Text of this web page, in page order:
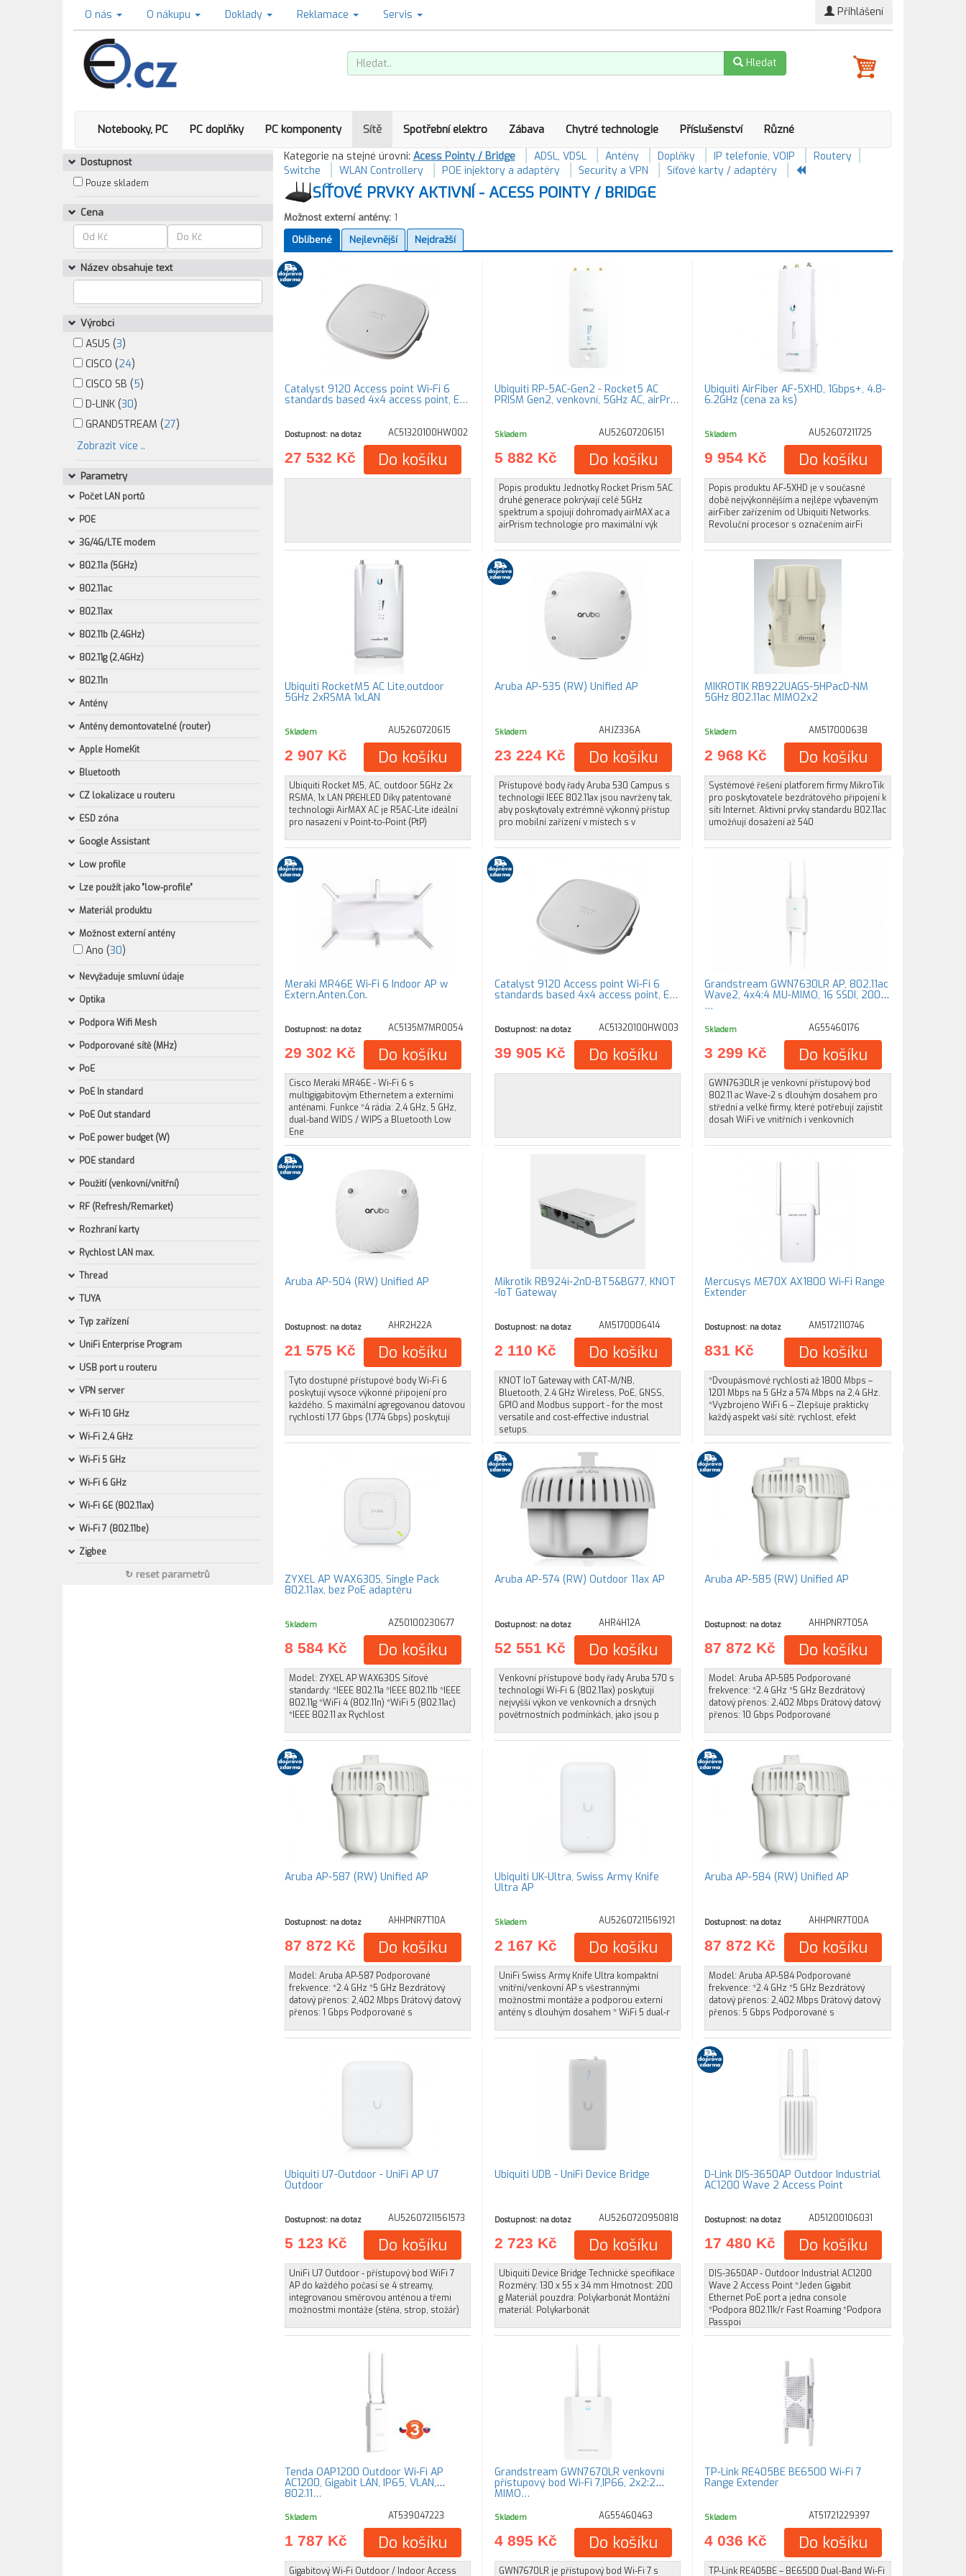
O nás O nákupu Doklady Reklamace Servis Přihlášení
Hledat
Notebooky, PC PC doplňky PC komponenty Sítě Spotřební elektro Zábava Chytré technologie Příslušenství Různé
Dostupnost
Pouze skladem
Cena
Název obsahuje text
Výrobci
ASUS (3)
CISCO (24)
CISCO SB (5)
D-LINK (30)
GRANDSTREAM (27)
Zobrazit více ..
Parametry
Počet LAN portů
POE
3G/4G/LTE modem
802.11a (5GHz)
802.11ac
802.11ax
802.11b (2,4GHz)
802.11g (2,4GHz)
802.11n
Antény
Antény demontovatelné (router)
Apple HomeKit
Bluetooth
CZ lokalizace u routeru
ESD zóna
Google Assistant
Low profile
Lze použít jako "low-profile"
Materiál produktu
Možnost externí antény
Ano (30)
Nevyžaduje smluvní údaje
Optika
Podpora Wifi Mesh
Podporované sítě (MHz)
PoE
PoE In standard
PoE Out standard
PoE power budget (W)
POE standard
Použití (venkovní/vnitřní)
RF (Refresh/Remarket)
Rozhraní karty
Rychlost LAN max.
Thread
TUYA
Typ zařízení
UniFi Enterprise Program
USB port u routeru
VPN server
Wi-Fi 10 GHz
Wi-Fi 2,4 GHz
Wi-Fi 5 GHz
Wi-Fi 6 GHz
Wi-Fi 6E (802.11ax)
Wi-Fi 7 (802.11be)
Zigbee
↻ reset parametrů
Kategorie na stejné úrovni: Acess Pointy / Bridge ADSL, VDSL Antény Doplňky IP telefonie, VOIP
Routery
Switche
WLAN Controllery POE injektory a adaptéry Security a VPN Síťové karty / adaptéry
SÍŤOVÉ PRVKY AKTIVNÍ - ACESS POINTY / BRIDGE
Možnost externí antény:1
Oblíbené
Nejlevnější Nejdražší
Catalyst 9120 Access point Wi-Fi 6
standards based 4x4 access point, E…
Dostupnost: na dotaz AC51320100HW002
27 532 Kč Do košíku
Ubiquiti RP-5AC-Gen2 - Rocket5 AC
PRISM Gen2, venkovní, 5GHz AC, airPr…
Skladem AU52607206151
5 882 Kč Do košíku
Popis produktu Jednotky Rocket Prism 5AC
druhé generace pokrývají celé 5GHz
spektrum a spojují dohromady airMAX ac a
airPrism technologie pro maximální výk
Ubiquiti AirFiber AF-5XHD, 1Gbps+, 4.8-
6.2GHz (cena za ks)
Skladem AU52607211725
9 954 Kč Do košíku
Popis produktu AF-5XHD je v současné
době nejvýkonnějším a nejlépe vybaveným
airFiber zařízením od Ubiquiti Networks.
Revoluční procesor s označením airFi
Ubiquiti RocketM5 AC Lite,outdoor
5GHz 2xRSMA 1xLAN
Skladem AU5260720615
2 907 Kč Do košíku
Ubiquiti Rocket M5, AC, outdoor 5GHz 2x
RSMA, 1x LAN PŘEHLED Díky patentované
technologii AirMAX AC je R5AC-Lite ideální
pro nasazení v Point-to-Point (PtP)
Aruba AP-535 (RW) Unified AP
Skladem AHJZ336A
23 224 Kč Do košíku
Přístupové body řady Aruba 530 Campus s
technologií IEEE 802.11ax jsou navrženy tak,
aby poskytovaly extrémně výkonný přístup
pro mobilní zařízení v místech s v
MIKROTIK RB922UAGS-5HPacD-NM
5GHz 802.11ac MIMO2x2
Skladem AM517000638
2 968 Kč Do košíku
Systémové řešení platforem firmy MikroTik
pro poskytovatele bezdrátového připojení k
síti Internet. Aktivní prvky standardu 802.11ac
umožňují dosažení až 540
Meraki MR46E Wi-Fi 6 Indoor AP w
Extern.Anten.Con.
Dostupnost: na dotaz AC5135M7MR0054
29 302 Kč Do košíku
Cisco Meraki MR46E - Wi-Fi 6 s
multigigabitovým Ethernetem a externími
anténami. Funkce *4 rádia: 2,4 GHz, 5 GHz,
dual-band WIDS / WIPS a Bluetooth Low
Ene
Catalyst 9120 Access point Wi-Fi 6
standards based 4x4 access point, E…
Dostupnost: na dotaz AC51320100HW003
39 905 Kč Do košíku
Grandstream GWN7630LR AP, 802,11ac
Wave2, 4x4:4 MU-MIMO, 16 SSDI, 200+
…
Skladem AG55460176
3 299 Kč Do košíku
GWN7630LR je venkovní přístupový bod
802.11 ac Wave-2 s dlouhým dosahem pro
střední a velké firmy, které potřebují zajistit
dosah WiFi ve vnitřních i venkovních
Aruba AP-504 (RW) Unified AP
Dostupnost: na dotaz AHR2H22A
21 575 Kč Do košíku
Tyto dostupné přístupové body Wi-Fi 6
poskytují vysoce výkonné připojení pro
každého. S maximální agregovanou datovou
rychlostí 1,77 Gbps (1,774 Gbps) poskytují
Mikrotik RB924i-2nD-BT5&BG77, KNOT
-IoT Gateway
Dostupnost: na dotaz AM5170006414
2 110 Kč Do košíku
KNOT IoT Gateway with CAT-M/NB,
Bluetooth, 2.4 GHz Wireless, PoE, GNSS,
GPIO and Modbus support - for the most
versatile and cost-effective industrial
setups.
Mercusys ME70X AX1800 Wi-Fi Range
Extender
Dostupnost: na dotaz AM5172110746
831 Kč Do košíku
*Dvoupásmové rychlosti až 1800 Mbps –
1201 Mbps na 5 GHz a 574 Mbps na 2,4 GHz.
*Vyzbrojeno WiFi 6 – Zlepšuje prakticky
každý aspekt vaší sítě: rychlost, efekt
ZYXEL AP WAX630S, Single Pack
802.11ax, bez PoE adaptéru
Skladem AZ50100230677
8 584 Kč Do košíku
Model: ZYXEL AP WAX630S Síťové
standardy: *IEEE 802.11a *IEEE 802.11b *IEEE
802.11g *WiFi 4 (802.11n) *WiFi 5 (802.11ac)
*IEEE 802.11 ax Rychlost
Aruba AP-574 (RW) Outdoor 11ax AP
Dostupnost: na dotaz AHR4H12A
52 551 Kč Do košíku
Venkovní přístupové body řady Aruba 570 s
technologií Wi-Fi 6 (802.11ax) poskytují
nejvyšší výkon ve venkovních a drsných
povětrnostních podmínkách, jako jsou p
Aruba AP-585 (RW) Unified AP
Dostupnost: na dotaz AHHPNR7T05A
87 872 Kč Do košíku
Model: Aruba AP-585 Podporované
frekvence: *2.4 GHz *5 GHz Bezdrátový
datový přenos: 2,402 Mbps Drátový datový
přenos: 10 Gbps Podporované
Aruba AP-587 (RW) Unified AP
Dostupnost: na dotaz AHHPNR7T10A
87 872 Kč Do košíku
Model: Aruba AP-587 Podporované
frekvence: *2.4 GHz *5 GHz Bezdrátový
datový přenos: 2,402 Mbps Drátový datový
přenos: 1 Gbps Podporované s
Ubiquiti UK-Ultra, Swiss Army Knife
Ultra AP
Skladem AU52607211561921
2 167 Kč Do košíku
UniFi Swiss Army Knife Ultra kompaktní
vnitřní/venkovní AP s všestrannými
možnostmi montáže a podporou externí
antény s dlouhým dosahem * WiFi 5 dual-r
Aruba AP-584 (RW) Unified AP
Dostupnost: na dotaz AHHPNR7T00A
87 872 Kč Do košíku
Model: Aruba AP-584 Podporované
frekvence: *2.4 GHz *5 GHz Bezdrátový
datový přenos: 2,402 Mbps Drátový datový
přenos: 5 Gbps Podporované s
Ubiquiti U7-Outdoor - UniFi AP U7
Outdoor
Dostupnost: na dotaz AU52607211561573
5 123 Kč Do košíku
UniFi U7 Outdoor - přístupový bod WiFi 7
AP do každého počasí se 4 streamy,
integrovanou směrovou anténou a třemi
možnostmi montáže (stěna, strop, stožár)
Ubiquiti UDB - UniFi Device Bridge
Dostupnost: na dotaz AU5260720950818
2 723 Kč Do košíku
Ubiquiti Device Bridge Technické specifikace
Rozměry: 130 x 55 x 34 mm Hmotnost: 200
g Materiál pouzdra: Polykarbonát Montážní
materiál: Polykarbonát
D-Link DIS-3650AP Outdoor Industrial
AC1200 Wave 2 Access Point
Dostupnost: na dotaz AD51200106031
17 480 Kč Do košíku
DIS-3650AP - Outdoor Industrial AC1200
Wave 2 Access Point *Jeden Gigabit
Ethernet PoE port a jedna console
*Podpora 802.11k/r Fast Roaming *Podpora
Passpoi
Tenda OAP1200 Outdoor Wi-Fi AP
AC1200, Gigabit LAN, IP65, VLAN,
802.11…
Skladem AT539047223
1 787 Kč Do košíku
Gigabitový Wi-Fi Outdoor / Indoor Access
Grandstream GWN7670LR venkovní
přístupový bod Wi-Fi 7,IP66, 2x2:2
MIMO…
Skladem AG55460463
4 895 Kč Do košíku
GWN7670LR je přístupový bod Wi-Fi 7 s
TP-Link RE405BE BE6500 Wi-Fi 7
Range Extender
Skladem AT51721229397
4 036 Kč Do košíku
TP-Link RE405BE – BE6500 Dual-Band Wi-Fi